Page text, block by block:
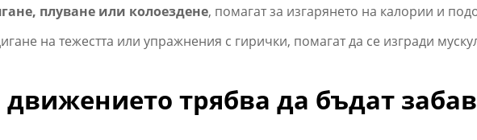
плуване или колоездене, помагат за изгарянето на калории и
на тежестта или упражнения с гирички, помагат да се изгради
трябва да бъдат